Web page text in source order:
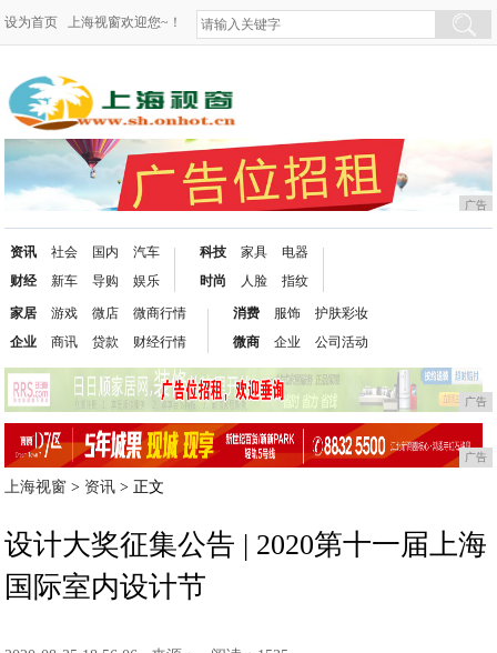
设为首页 上海视窗欢迎您~！
广告
资讯
财经
社会
新车
国内
导购
汽车
娱乐
科技
时尚
家具
人脸
电器
指纹
家居
企业
游戏
商讯
微店
贷款
微商行情
财经行情
消费
微商
服饰
企业
护肤彩妆
公司活动
广告
广告
上海视窗 > 资讯 > 正文
设计大奖征集公告 | 2020第十一届上海
国际室内设计节